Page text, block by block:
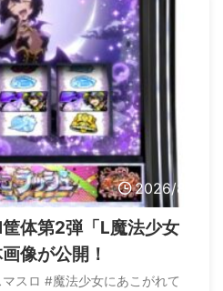
2026/8/4
体第2弾「L魔法少女
像が公開！
スロ #魔法少女にあこがれて